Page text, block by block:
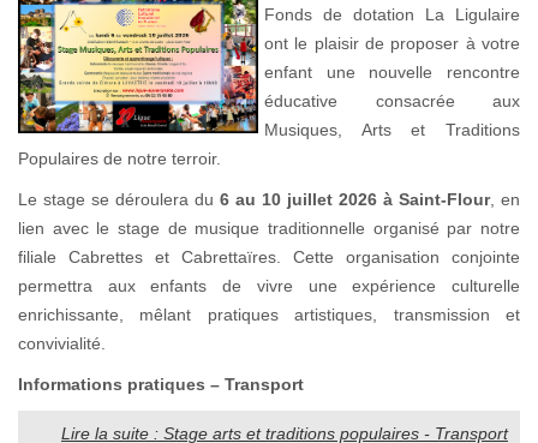
Fonds de dotation La Ligulaire
ont le plaisir de proposer à votre
enfant une nouvelle rencontre
éducative consacrée aux
Musiques, Arts et Traditions
Populaires de notre terroir.
Le stage se déroulera du 6 au 10 juillet 2026 à Saint-Flour, en
lien avec le stage de musique traditionnelle organisé par notre
filiale Cabrettes et Cabrettaïres. Cette organisation conjointe
permettra aux enfants de vivre une expérience culturelle
enrichissante, mêlant pratiques artistiques, transmission et
convivialité.
Informations pratiques – Transport
Lire la suite : Stage arts et traditions populaires - Transport